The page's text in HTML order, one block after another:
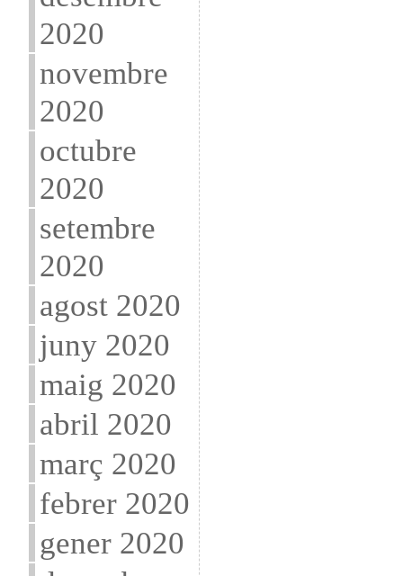
2020
novembre
2020
octubre
2020
setembre
2020
agost 2020
juny 2020
maig 2020
abril 2020
març 2020
febrer 2020
gener 2020